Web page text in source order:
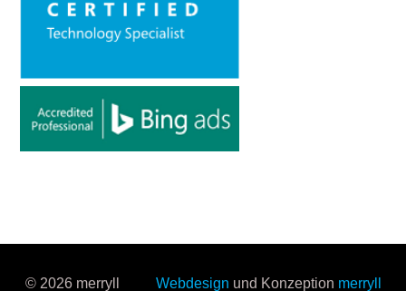
© 2026 merryll Webdesign und Konzeption merryll